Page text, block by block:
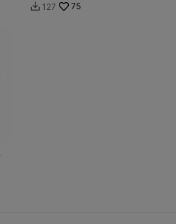
 127 75